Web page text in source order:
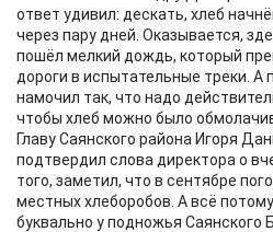
ответ удивил: дескать, хлеб
через пару дней. Оказывается,
пошёл мелкий дождь, который
дороги в испытательные треки. А
намочил так, что надо
чтобы хлеб можно было
Главу Саянского района Игоря
подтвердил слова директора о
того, заметил, что в сентябре
местных хлеборобов. А всё
буквально у подножья Саянского